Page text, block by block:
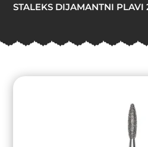
STALEKS DIJAMANTNI PLAVI